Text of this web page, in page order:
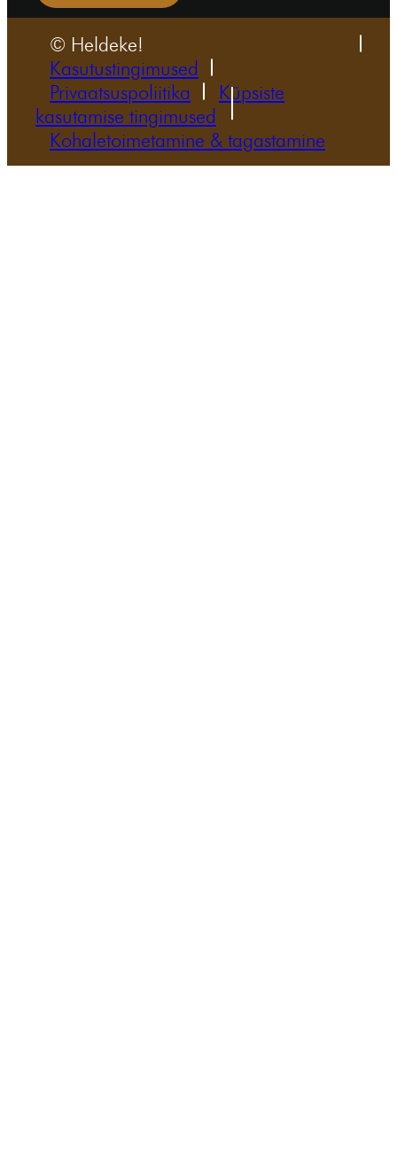
© Heldeke!
Kasutustingimused
Privaatsuspoliitika
Küpsiste
kasutamise tingimused
Kohaletoimetamine & tagastamine